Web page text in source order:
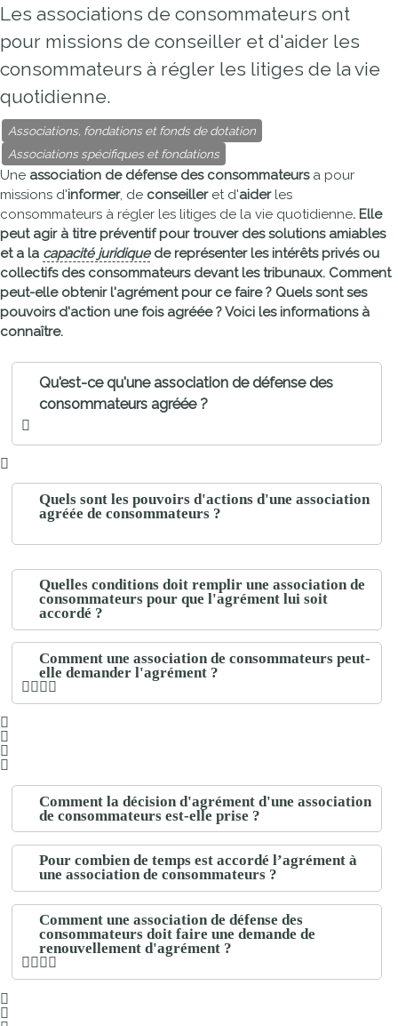
Les associations de consommateurs ont
pour missions de conseiller et d'aider les
consommateurs à régler les litiges de la vie
quotidienne.
Associations, fondations et fonds de dotation
Associations spécifiques et fondations
Une association de défense des consommateursa pour
missions d'informer, de conseilleret d'aiderles
consommateurs à régler les litiges de la vie quotidienne. Elle
peut agir à titre préventif pour trouver dessolutions amiables
et a la capacité juridiquede représenter les intérêtsprivés ou
collectifs des consommateurs devant les tribunaux. Comment
peut-elle obtenir l'agrément pour ce faire ? Quels sont ses
pouvoirs d'action une fois agréée ? Voici les informations à
connaître.
Qu'est-ce qu'une association de défense des
consommateurs agréée ?
Quels sont les pouvoirs d'actions d'une association
agréée de consommateurs ?
Quelles conditions doit remplir une association de
consommateurs pour que l'agrément lui soit
accordé ?
Comment une association de consommateurs peut-
elle demander l'agrément ?
Comment la décision d'agrément d'une association
de consommateurs est-elle prise ?
Pour combien de temps est accordé l’agrément à
une association de consommateurs ?
Comment une association de défense des
consommateurs doit faire une demande de
renouvellement d'agrément ?